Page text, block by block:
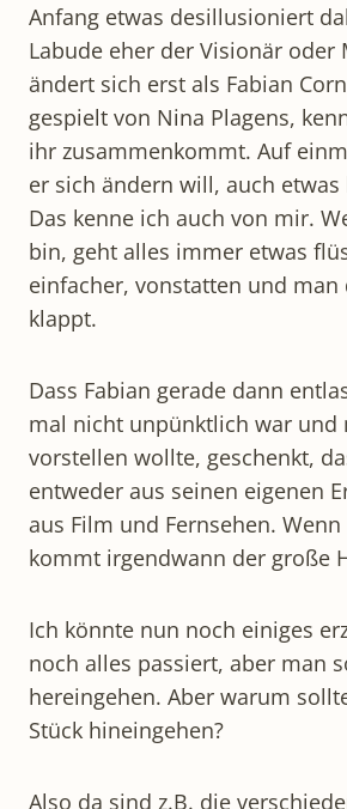
Anfang etwas desillusioniert
Labude eher der Visionär oder
ändert sich erst als Fabian
gespielt von Nina Plagens,
ihr zusammenkommt. Auf
er sich ändern will, auch
Das kenne ich auch von mir.
bin, geht alles immer etwas
einfacher, vonstatten und man
klappt.
Dass Fabian gerade dann
mal nicht unpünktlich war und
vorstellen wollte, geschenkt,
entweder aus seinen eigenen
aus Film und Fernsehen.
kommt irgendwann der große
Ich könnte nun noch einiges
noch alles passiert, aber man
hereingehen. Aber warum
Stück hineingehen?
Also da sind z.B. die